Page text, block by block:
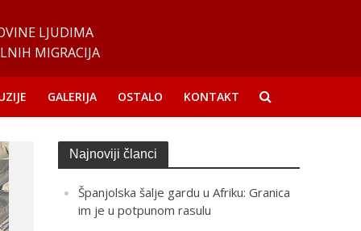
LJUDIMA
MIGRACIJA
GALERIJA OSTALO KONTAKT
Najnoviji članci
Španjolska šalje gardu u Afriku: Granica
im je u potpunom rasulu